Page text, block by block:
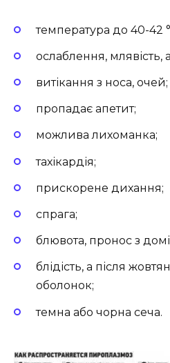
температура до 40-42
ослаблення, млявість,
витікання з носа, очей;
пропадає апетит;
можлива лихоманка;
тахікардія;
прискорене дихання;
спрага;
блювота, пронос з
блідість, а після
оболонок;
темна або чорна сеча.